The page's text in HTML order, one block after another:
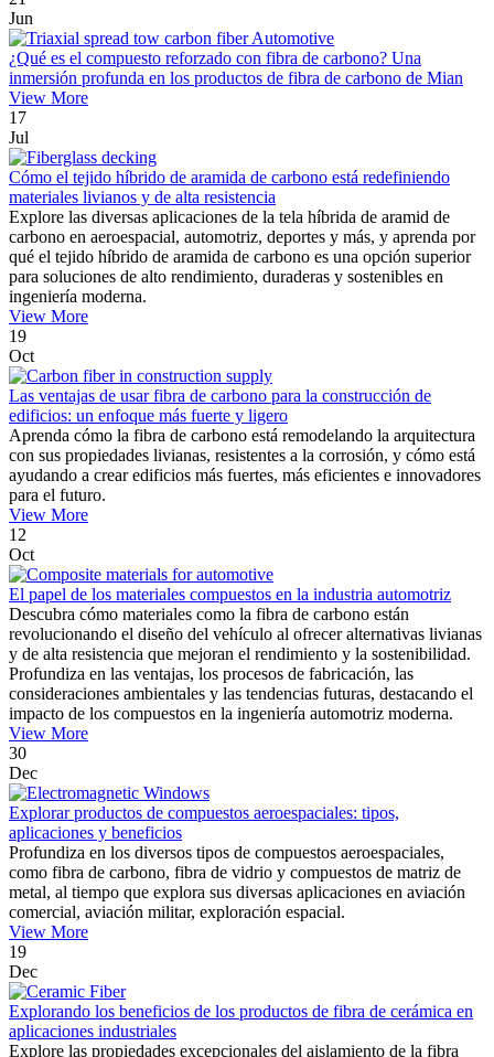
Jun
¿Qué es el compuesto reforzado con fibra de carbono? Una
inmersión profunda en los productos de fibra de carbono de Mian
View More
17
Jul
Cómo el tejido híbrido de aramida de carbono está redefiniendo
materiales livianos y de alta resistencia
Explore las diversas aplicaciones de la tela híbrida de aramid de
carbono en aeroespacial, automotriz, deportes y más, y aprenda por
qué el tejido híbrido de aramida de carbono es una opción superior
para soluciones de alto rendimiento, duraderas y sostenibles en
ingeniería moderna.
View More
19
Oct
Las ventajas de usar fibra de carbono para la construcción de
edificios: un enfoque más fuerte y ligero
Aprenda cómo la fibra de carbono está remodelando la arquitectura
con sus propiedades livianas, resistentes a la corrosión, y cómo está
ayudando a crear edificios más fuertes, más eficientes e innovadores
para el futuro.
View More
12
Oct
El papel de los materiales compuestos en la industria automotriz
Descubra cómo materiales como la fibra de carbono están
revolucionando el diseño del vehículo al ofrecer alternativas livianas
y de alta resistencia que mejoran el rendimiento y la sostenibilidad.
Profundiza en las ventajas, los procesos de fabricación, las
consideraciones ambientales y las tendencias futuras, destacando el
impacto de los compuestos en la ingeniería automotriz moderna.
View More
30
Dec
Explorar productos de compuestos aeroespaciales: tipos,
aplicaciones y beneficios
Profundiza en los diversos tipos de compuestos aeroespaciales,
como fibra de carbono, fibra de vidrio y compuestos de matriz de
metal, al tiempo que explora sus diversas aplicaciones en aviación
comercial, aviación militar, exploración espacial.
View More
19
Dec
Explorando los beneficios de los productos de fibra de cerámica en
aplicaciones industriales
Explore las propiedades excepcionales del aislamiento de la fibra